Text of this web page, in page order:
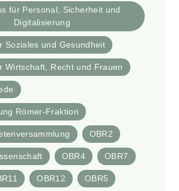
für Personal, Sicherheit und
Digitalisierung
Soziales und Gesundheit
Wirtschaft, Recht und Frauen
Römer-Fraktion
OBR2
OBR4 OBR7
OBR12 OBR5